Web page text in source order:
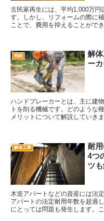
古民家再生には、平均1,000万
す。しかし、リフォームの際に
ことで、費用を抑えることがで
相続
解
ー
ハンドブレーカーとは、主に建
トを削る機械です。どのような
メリットについて解説していき
解体工事
耐
4つ
ツ
木造アパートなどの資産には法
アパートの法定耐用年数を超過
にとっては問題も発生します。